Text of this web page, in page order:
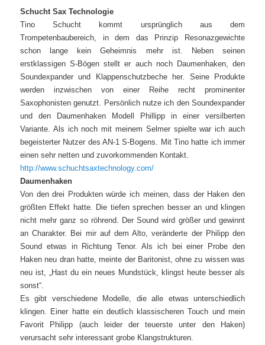
Schucht Sax Technologie
Tino Schucht kommt ursprünglich aus dem
Trompetenbaubereich, in dem das Prinzip Resonazgewichte
schon lange kein Geheimnis mehr ist. Neben seinen
erstklassigen S-Bögen stellt er auch noch Daumenhaken, den
Soundexpander und Klappenschutzbeche her. Seine Produkte
werden inzwischen von einer Reihe recht prominenter
Saxophonisten genutzt. Persönlich nutze ich den Soundexpander
und den Daumenhaken Modell Phillipp in einer versilberten
Variante. Als ich noch mit meinem Selmer spielte war ich auch
begeisterter Nutzer des AN-1 S-Bogens. Mit Tino hatte ich immer
einen sehr netten und zuvorkommenden Kontakt.
http://www.schuchtsaxtechnology.com/
Daumenhaken
Von den drei Produkten würde ich meinen, dass der Haken den
größten Effekt hatte. Die tiefen sprechen besser an und klingen
nicht mehr ganz so röhrend. Der Sound wird größer und gewinnt
an Charakter. Bei mir auf dem Alto, veränderte der Philipp den
Sound etwas in Richtung Tenor. Als ich bei einer Probe den
Haken neu dran hatte, meinte der Baritonist, ohne zu wissen was
neu ist, „Hast du ein neues Mundstück, klingst heute besser als
sonst“.
Es gibt verschiedene Modelle, die alle etwas unterschiedlich
klingen. Einer hatte ein deutlich klassischeren Touch und mein
Favorit Philipp (auch leider der teuerste unter den Haken)
verursacht sehr interessant grobe Klangstrukturen.